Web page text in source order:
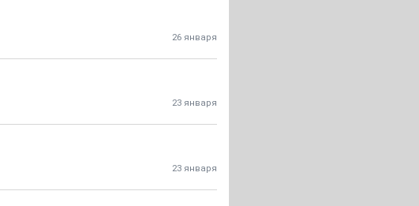
26 января
23 января
23 января